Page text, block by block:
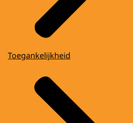
Toegankelijkheid